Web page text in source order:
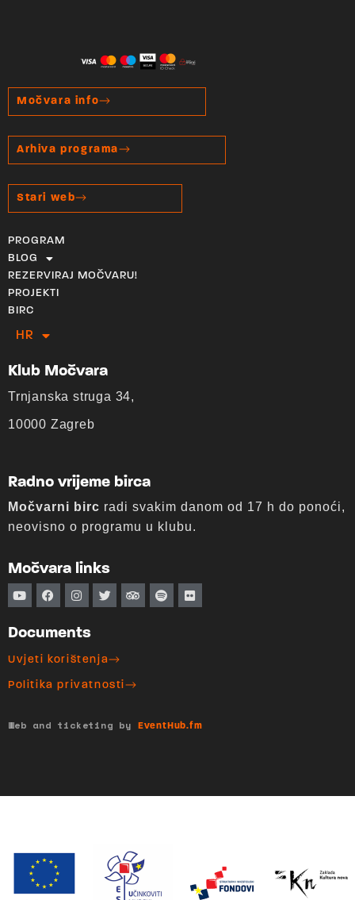
Močvara info
Arhiva programa
Stari web
PROGRAM
BLOG
REZERVIRAJ MOČVARU!
PROJEKTI
BIRC
HR
EN
Klub Močvara
Trnjanska struga 34,
10000 Zagreb
Radno vrijeme birca
Močvarni birc radi svakim danom od 17 h do ponoći,
neovisno o programu u klubu.
Močvara links
Documents
Uvjeti korištenja
Politika privatnosti
Web and ticketing by EventHub.fm